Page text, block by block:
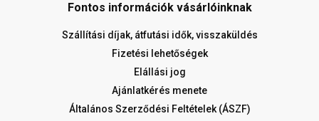
Fontos információk vásárlóinknak
Szállítási díjak, átfutási idők, visszaküldés
Fizetési lehetőségek
Elállási jog
Ajánlatkérés menete
Általános Szerződési Feltételek (ÁSZF)